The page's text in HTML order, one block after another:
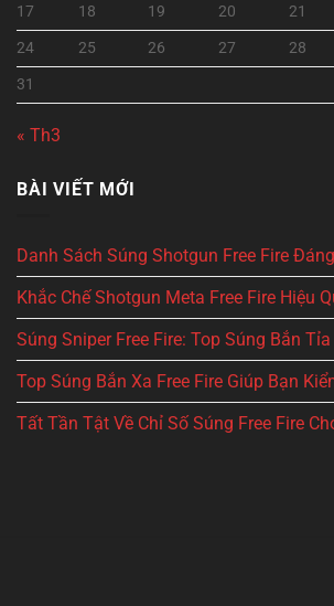
17
18 19 20 21
24
25 26 27 28
31
« Th3
BÀI VIẾT MỚI
Danh Sách Súng Shotgun Free Fire
Khắc Chế Shotgun Meta Free Fire Hiệu
Súng Sniper Free Fire: Top Súng Bắn
Top Súng Bắn Xa Free Fire Giúp Bạn
Tất Tần Tật Về Chỉ Số Súng Free Fire